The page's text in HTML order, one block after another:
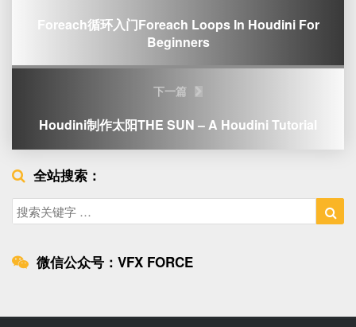
Foreach循环入门Foreach Loops In Houdini For
Beginners
下一篇
Houdini制作太阳THE SUN – A Houdini Tutorial
全站搜索：
Search
for:
微信公众号：VFX FORCE